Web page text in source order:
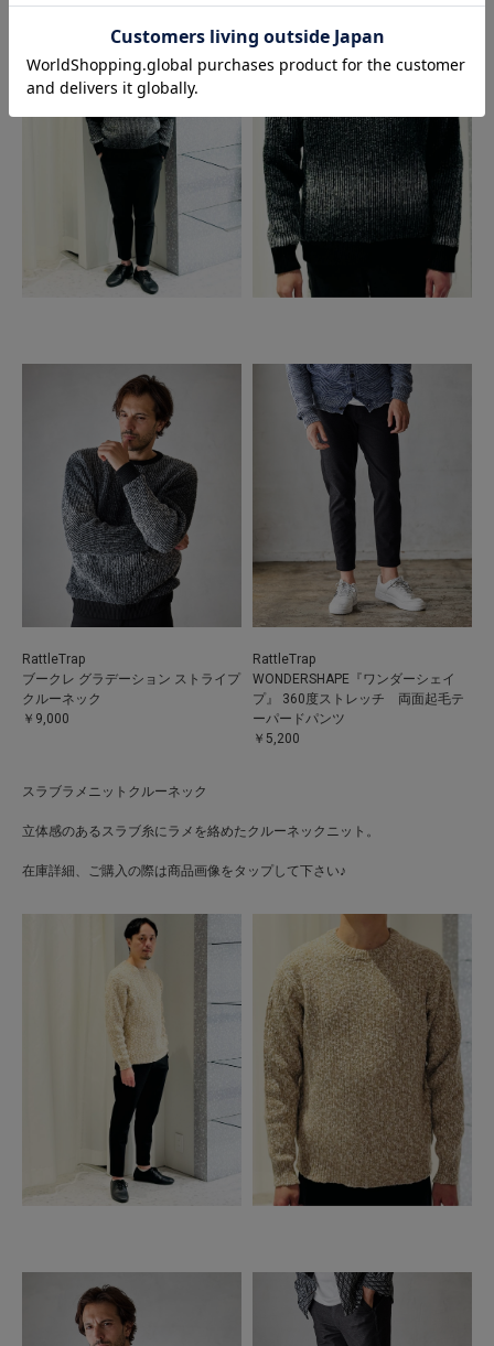
RattleTrap
ブークレ グラデーション ストライプ
クルーネック
￥9,000
RattleTrap
WONDERSHAPE『ワンダーシェイ
プ』 360度ストレッチ 両面起毛テ
ーパードパンツ
￥5,200
スラブラメニットクルーネック
立体感のあるスラブ糸にラメを絡めたクルーネックニット。
在庫詳細、ご購入の際は商品画像をタップして下さい♪